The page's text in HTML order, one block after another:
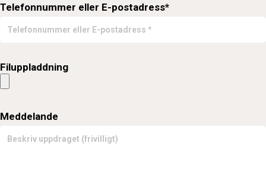
Telefonnummer eller E-postadress*
Filuppladdning
Meddelande